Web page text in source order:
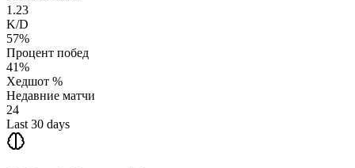
1.23
K/D
57%
Процент побед
41%
Хедшот %
Недавние матчи
24
Last 30 days